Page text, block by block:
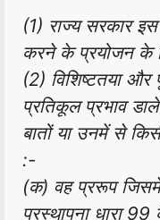
(1) राज्य सरकार इस
करने के प्रयोजन के
(2) विशिष्टतया और
प्रतिकूल प्रभाव
बातों या उनमें से
:-
(क) वह प्ररूप जिसमें
प्रस्थापना धारा